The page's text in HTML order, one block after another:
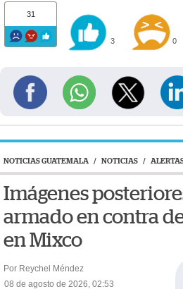
31
3 0
NOTICIAS GUATEMALA / NOTICIAS /
Imágenes
armado en contra
en Mixco
Por Reychel Méndez
08 de agosto de 2026, 02:53